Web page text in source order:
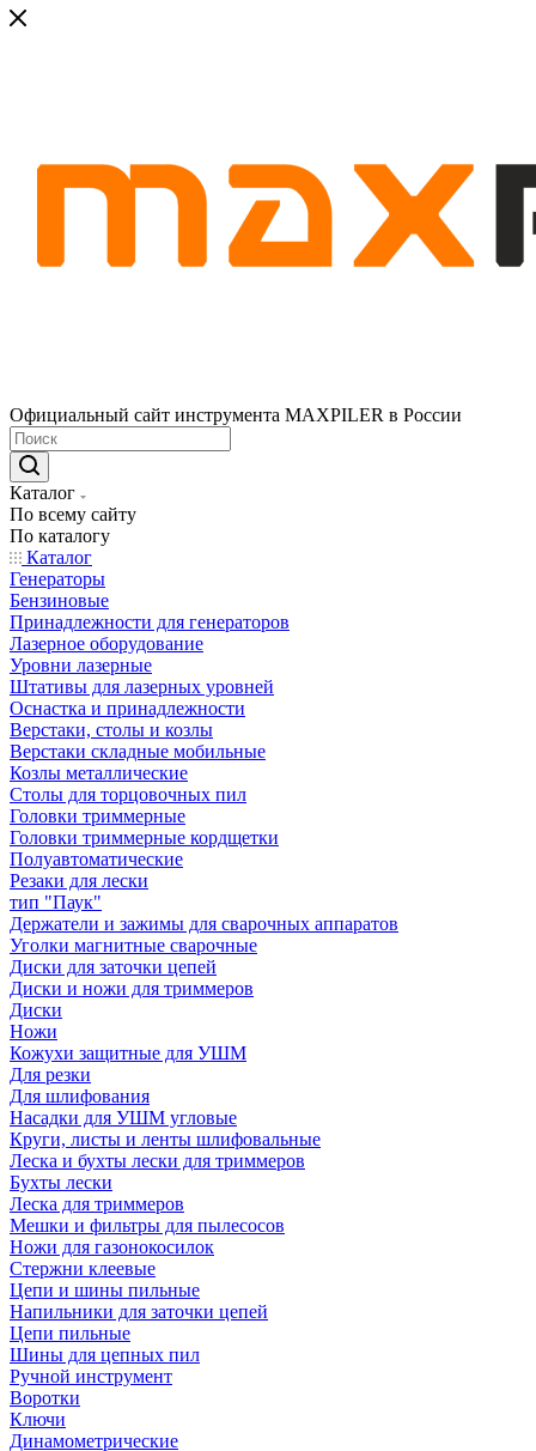
Официальный сайт инструмента MAXPILER в России
Каталог
По всему сайту
По каталогу
Каталог
Генераторы
Бензиновые
Принадлежности для генераторов
Лазерное оборудование
Уровни лазерные
Штативы для лазерных уровней
Оснастка и принадлежности
Верстаки, столы и козлы
Верстаки складные мобильные
Козлы металлические
Столы для торцовочных пил
Головки триммерные
Головки триммерные кордщетки
Полуавтоматические
Резаки для лески
тип "Паук"
Держатели и зажимы для сварочных аппаратов
Уголки магнитные сварочные
Диски для заточки цепей
Диски и ножи для триммеров
Диски
Ножи
Кожухи защитные для УШМ
Для резки
Для шлифования
Насадки для УШМ угловые
Круги, листы и ленты шлифовальные
Леска и бухты лески для триммеров
Бухты лески
Леска для триммеров
Мешки и фильтры для пылесосов
Ножи для газонокосилок
Стержни клеевые
Цепи и шины пильные
Напильники для заточки цепей
Цепи пильные
Шины для цепных пил
Ручной инструмент
Воротки
Ключи
Динамометрические